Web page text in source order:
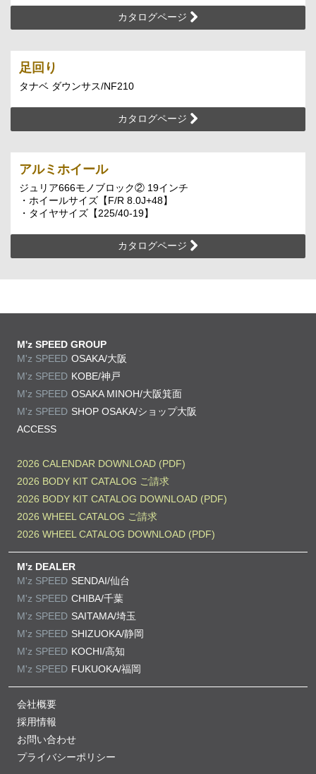
カタログページ
足回り
タナベ ダウンサス/NF210
カタログページ
アルミホイール
ジュリア666モノブロック② 19インチ
・ホイールサイズ【F/R 8.0J+48】
・タイヤサイズ【225/40-19】
カタログページ
M'z SPEED GROUP
M'z SPEED OSAKA/大阪
M'z SPEED KOBE/神戸
M'z SPEED OSAKA MINOH/大阪箕面
M'z SPEED SHOP OSAKA/ショップ大阪
ACCESS
2026 CALENDAR DOWNLOAD (PDF)
2026 BODY KIT CATALOG ご請求
2026 BODY KIT CATALOG DOWNLOAD (PDF)
2026 WHEEL CATALOG ご請求
2026 WHEEL CATALOG DOWNLOAD (PDF)
M'z DEALER
M'z SPEED SENDAI/仙台
M'z SPEED CHIBA/千葉
M'z SPEED SAITAMA/埼玉
M'z SPEED SHIZUOKA/静岡
M'z SPEED KOCHI/高知
M'z SPEED FUKUOKA/福岡
会社概要
採用情報
お問い合わせ
プライバシーポリシー